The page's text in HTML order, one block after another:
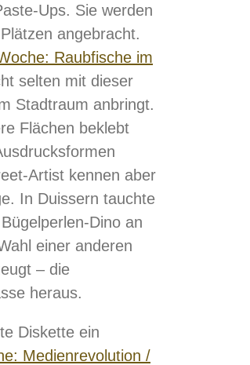
Ups. Sie werden
angebracht.
Raubfische im
selten mit dieser
Stadtraum anbringt.
Flächen beklebt
Artist kennen aber
In Duissern tauchte
Dino an
einer anderen
– die
heraus.
Diskette ein
Medienrevolution /